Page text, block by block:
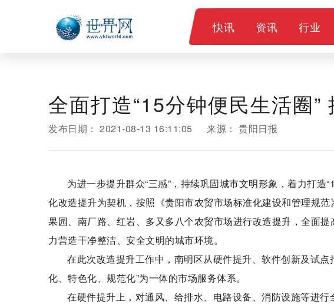
快讯 资讯 行业
全面打造“15分钟便民生活圈”
发布日期： 2021-08-13 16:11:05 来源： 贵阳日报
为进一步提升群众“三感”，持续巩固城市文明形象，着力打造
化改造提升为契机，按照《贵阳市农贸市场标准化建设和管理规
果园、南厂路、红岩、多又多八个农贸市场进行改造提升，全面
力营造干净整洁、安全文明的城市环境。
在此次改造提升工作中，南明区从硬件提升、软件创新及试
化、特色化、规范化”为一体的市场服务体系。
在硬件提升上，对通风、给排水、电路设备、消防设施等进